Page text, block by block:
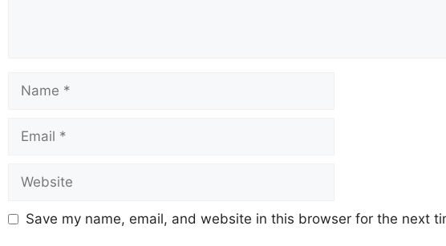
Save my name, email, and website in this browser for the next